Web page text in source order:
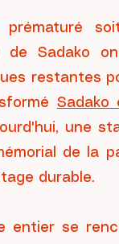
de Sadako
restantes
Sadako
une
de la
durable.
entier se